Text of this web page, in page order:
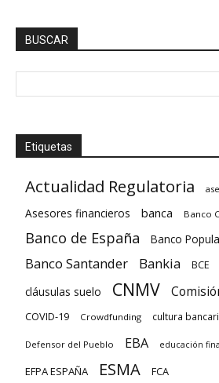
BUSCAR
Etiquetas
Actualidad Regulatoria
Asesores financieros banca Banco
Banco de España Banco
Banco Santander Bankia BCE
cláusulas suelo CNMV
COVID-19 Crowdfunding cultura
Defensor del Pueblo EBA educación
EFPA ESPAÑA ESMA FCA